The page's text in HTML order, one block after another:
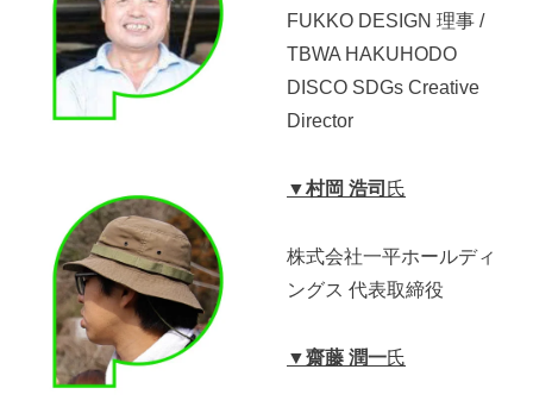
FUKKO DESIGN 理事 /
TBWA HAKUHODO
DISCO SDGs Creative
Director
▼村岡 浩司 氏
株式会社一平ホールディ
ングス 代表取締役
▼齋藤 潤一氏